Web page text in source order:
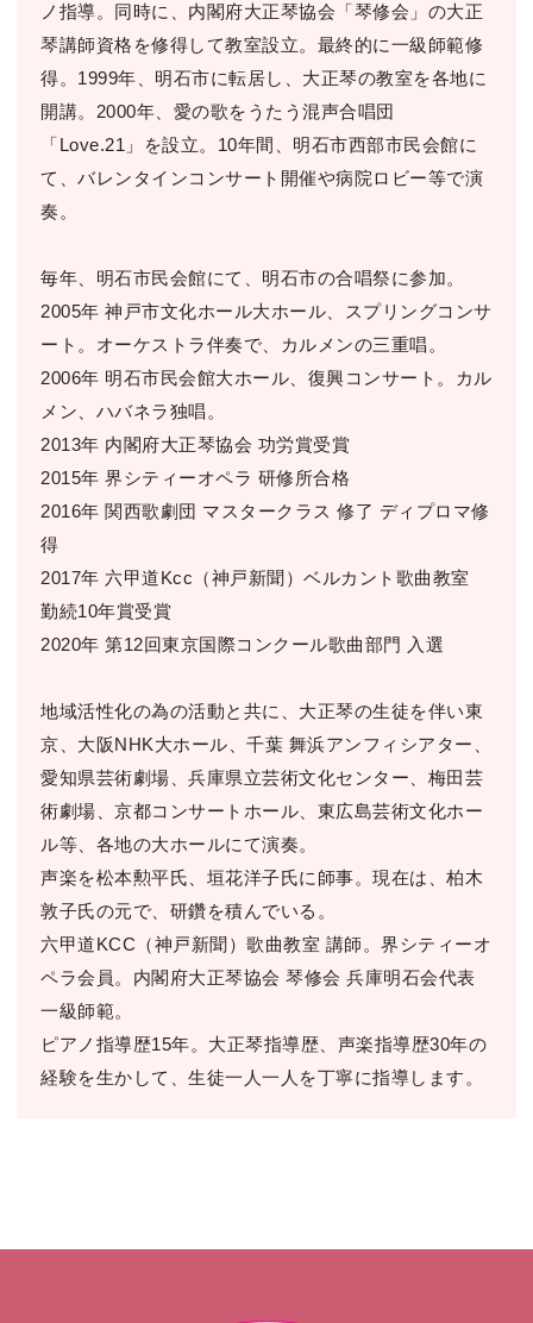
ノ指導。同時に、内閣府大正琴協会「琴修会」の大正
琴講師資格を修得して教室設立。最終的に一級師範修
得。1999年、明石市に転居し、大正琴の教室を各地に
開講。2000年、愛の歌をうたう混声合唱団
「Love.21」を設立。10年間、明石市西部市民会館に
て、バレンタインコンサート開催や病院ロビー等で演
奏。
毎年、明石市民会館にて、明石市の合唱祭に参加。
2005年 神戸市文化ホール大ホール、スプリングコンサ
ート。オーケストラ伴奏で、カルメンの三重唱。
2006年 明石市民会館大ホール、復興コンサート。カル
メン、ハバネラ独唱。
2013年 内閣府大正琴協会 功労賞受賞
2015年 界シティーオペラ 研修所合格
2016年 関西歌劇団 マスタークラス 修了 ディプロマ修
得
2017年 六甲道Kcc（神戸新聞）ベルカント歌曲教室
勤続10年賞受賞
2020年 第12回東京国際コンクール歌曲部門 入選
地域活性化の為の活動と共に、大正琴の生徒を伴い東
京、大阪NHK大ホール、千葉 舞浜アンフィシアター、
愛知県芸術劇場、兵庫県立芸術文化センター、梅田芸
術劇場、京都コンサートホール、東広島芸術文化ホー
ル等、各地の大ホールにて演奏。
声楽を松本勲平氏、垣花洋子氏に師事。現在は、柏木
敦子氏の元で、研鑽を積んでいる。
六甲道KCC（神戸新聞）歌曲教室 講師。界シティーオ
ペラ会員。内閣府大正琴協会 琴修会 兵庫明石会代表
一級師範。
ピアノ指導歴15年。大正琴指導歴、声楽指導歴30年の
経験を生かして、生徒一人一人を丁寧に指導します。